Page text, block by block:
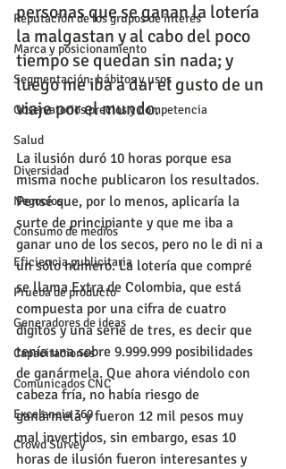
Reputación de los grupos de interés
Marca y posicionamiento
Segmentación, hábitos y usos
Observatorios precios y competencia
Salud
Diversidad
Negocios
Consumo de medios
Eficiencia publicitaria
Prueba de producto
Generadores de ideas
Capacitaciones
Comunicados CNC
Excelencia 360
Crowd Survey
personas que se ganan la lotería
la malgastan y al cabo del poco
tiempo se quedan sin nada; y
luego me iba a dar el gusto de un
viaje por el mundo.
La ilusión duró 10 horas porque esa
misma noche publicaron los resultados.
Pensé que, por lo menos, aplicaría la
surte de principiante y que me iba a
ganar uno de los secos, pero no le di ni a
un sólo número. La lotería que compré
se llama Extra de Colombia, que está
compuesta por una cifra de cuatro
dígitos y una serie de tres, es decir que
tenía una sobre 9.999.999 posibilidades
de ganármela. Que ahora viéndolo con
cabeza fría, no había riesgo de
ganármela y fueron 12 mil pesos muy
mal invertidos, sin embargo, esas 10
horas de ilusión fueron interesantes y